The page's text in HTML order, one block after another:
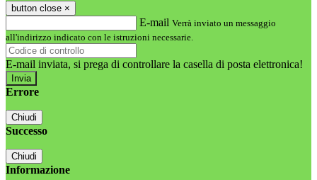
button close ×
E-mail Verrà inviato un messaggio
all'indirizzo indicato con le istruzioni necessarie.
E-mail inviata, si prega di controllare la casella di posta elettronica!
Errore
Chiudi
Successo
Chiudi
Informazione